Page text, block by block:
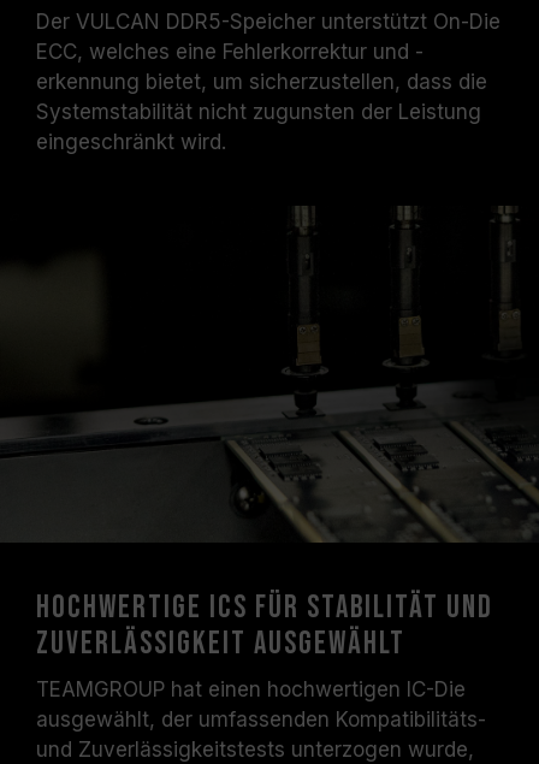
Der VULCAN DDR5-Speicher unterstützt On-Die
ECC, welches eine Fehlerkorrektur und -
erkennung bietet, um sicherzustellen, dass die
Systemstabilität nicht zugunsten der Leistung
eingeschränkt wird.
Hochwertige ICs für Stabilität und
Zuverlässigkeit ausgewählt
TEAMGROUP hat einen hochwertigen IC-Die
ausgewählt, der umfassenden Kompatibilitäts-
und Zuverlässigkeitstests unterzogen wurde,